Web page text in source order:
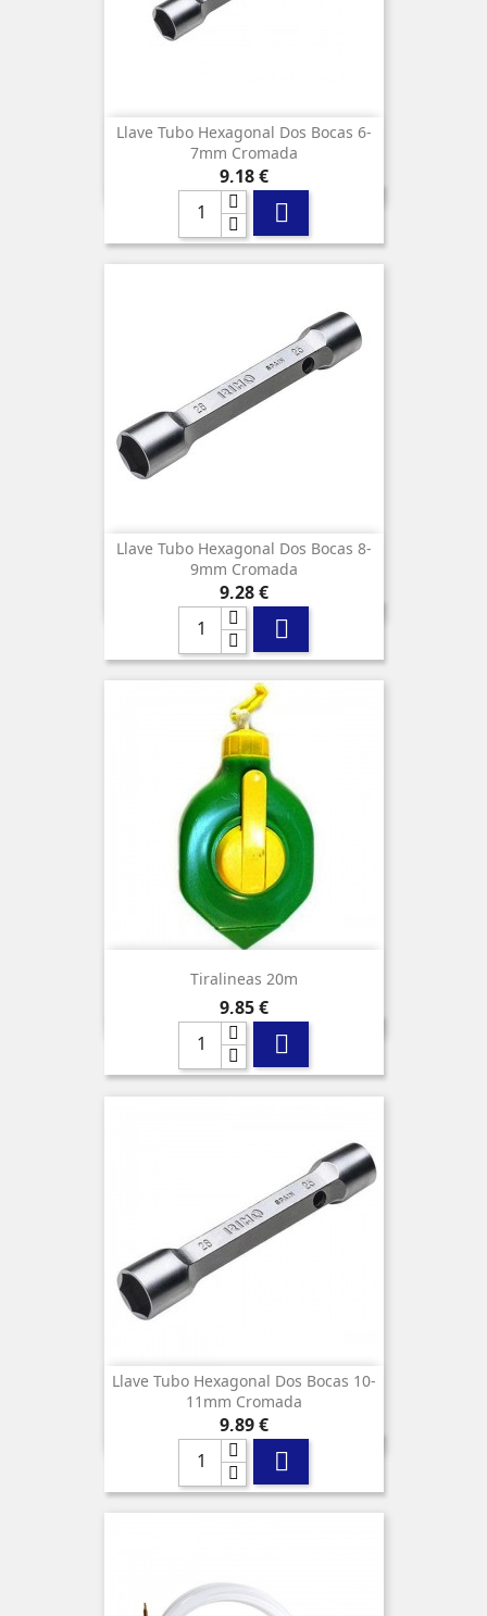
Llave Tubo Hexagonal Dos Bocas 6-
7mm Cromada
Precio
9,18 €

Llave Tubo Hexagonal Dos Bocas 8-
9mm Cromada
Precio
9,28 €

Tiralineas 20m
Precio
9,85 €

Llave Tubo Hexagonal Dos Bocas 10-
11mm Cromada
Precio
9,89 €
